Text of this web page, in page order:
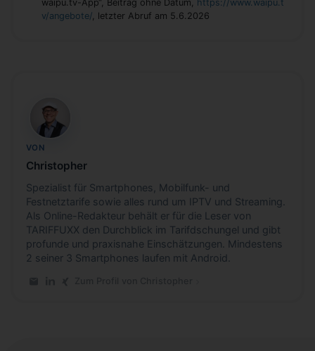
waipu.tv-App“, Beitrag ohne Datum, https://www.waipu.t
v/angebote/ , letzter Abruf am 5.6.2026
CB
VON
Christopher
Spezialist für Smartphones, Mobilfunk- und
Festnetztarife sowie alles rund um IPTV und Streaming.
Als Online-Redakteur behält er für die Leser von
TARIFFUXX den Durchblick im Tarifdschungel und gibt
profunde und praxisnahe Einschätzungen. Mindestens
2 seiner 3 Smartphones laufen mit Android.